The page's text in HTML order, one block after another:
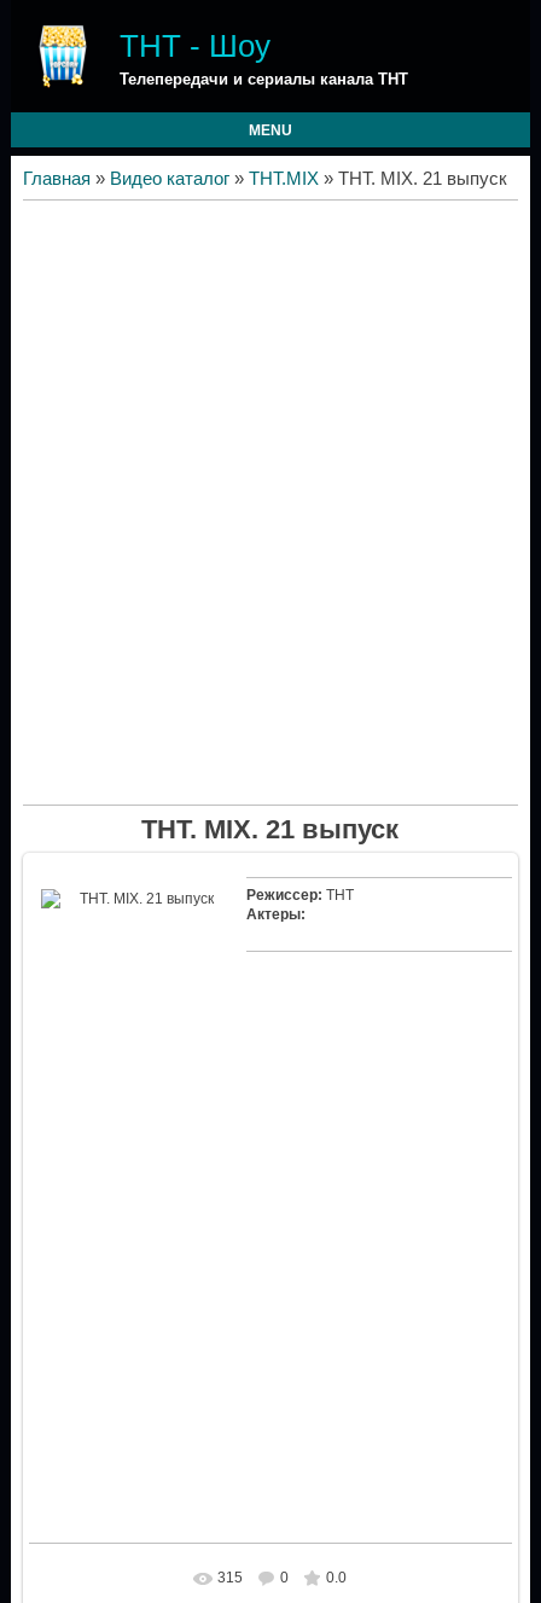
ТНТ - Шоу
Телепередачи и сериалы канала ТНТ
MENU
Главная » Видео каталог» ТНТ.MIX» ТНТ. MIX. 21 выпуск
ТНТ. MIX. 21 выпуск
Режиссер: ТНТ
Актеры:
315 0 0.0